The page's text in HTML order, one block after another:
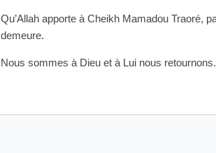
Qu’Allah apporte à Cheikh Mamadou Traoré,
demeure.
Nous sommes à Dieu et à Lui nous retournons.